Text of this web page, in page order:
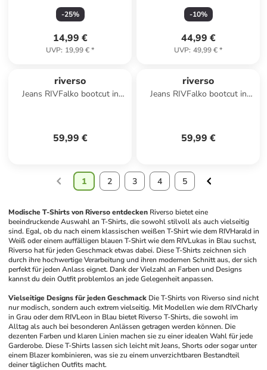
-25%
14,99 €
UVP: 19,99 €*
-10%
44,99 €
UVP: 49,99 €*
riverso
Jeans RIVFalko bootcut in
59,99 €
riverso
Jeans RIVFalko bootcut in
59,99 €
1 2 3 4 5
Modische T-Shirts von Riverso entdecken Riverso bietet eine
beeindruckende Auswahl an T-Shirts, die sowohl stilvoll als auch vielseitig
sind. Egal, ob du nach einem klassischen weißen T-Shirt wie dem RIVHarald in
Weiß oder einem auffälligen blauen T-Shirt wie dem RIVLukas in Blau suchst,
Riverso hat für jeden Geschmack etwas dabei. Diese T-Shirts zeichnen sich
durch ihre hochwertige Verarbeitung und ihren modernen Schnitt aus, der sich
perfekt für jeden Anlass eignet. Dank der Vielzahl an Farben und Designs
kannst du dein Outfit problemlos an jede Gelegenheit anpassen.
Vielseitige Designs für jeden Geschmack Die T-Shirts von Riverso sind nicht
nur modisch, sondern auch extrem vielseitig. Mit Modellen wie dem RIVCharly
in Grau oder dem RIVLeon in Blau bietet Riverso T-Shirts, die sowohl im
Alltag als auch bei besonderen Anlässen getragen werden können. Die
dezenten Farben und klaren Linien machen sie zu einer idealen Wahl für jede
Garderobe. Diese T-Shirts lassen sich leicht mit Jeans, Shorts oder sogar unter
einem Blazer kombinieren, was sie zu einem unverzichtbaren Bestandteil
deiner täglichen Outfits macht.